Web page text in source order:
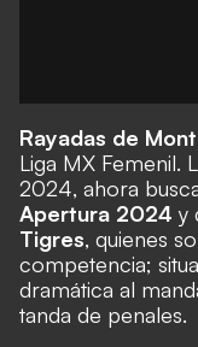
Rayadas de
Liga MX Femenil.
2024, ahora
Apertura 2024 y
Tigres, quienes
competencia;
dramática al
tanda de penales.